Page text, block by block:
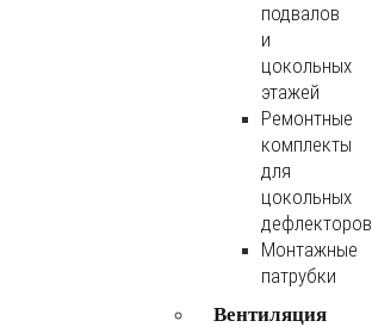
подвалов
и
цокольных
этажей
Ремонтные
комплекты
для
цокольных
дефлекторов
Монтажные
патрубки
Вентиляция